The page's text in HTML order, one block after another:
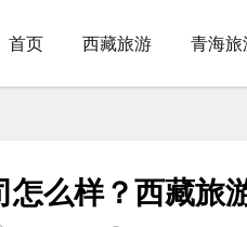
首页 西藏旅游 青海旅
么样？西藏旅